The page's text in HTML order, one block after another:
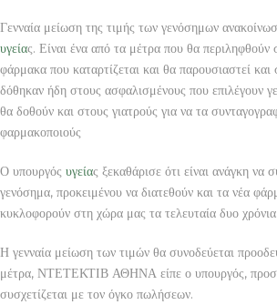
Γενναία μείωση της τιμής των γενόσημων
υγείας. Είναι ένα από τα μέτρα που θα περιληφθούν
φάρμακα που καταρτίζεται και θα παρουσιαστεί και
δόθηκαν ήδη στους ασφαλισμένους που επιλέγουν
θα δοθούν και στους γιατρούς για να τα
φαρμακοποιούς
Ο υπουργός υγείας ξεκαθάρισε ότι είναι ανάγκη να
γενόσημα, προκειμένου να διατεθούν και τα νέα
κυκλοφορούν στη χώρα μας τα τελευταία δυο χρόνια.
Η γενναία μείωση των τιμών θα συνοδεύεται
μέτρα, ΝΤΕΤΕΚΤΙΒ ΑΘΗΝΑ είπε ο υπουργός,
συσχετίζεται με τον όγκο πωλήσεων.